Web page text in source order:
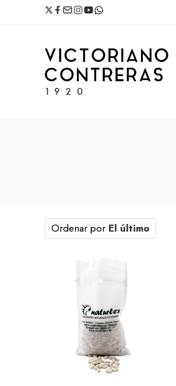
Ordenar por El último